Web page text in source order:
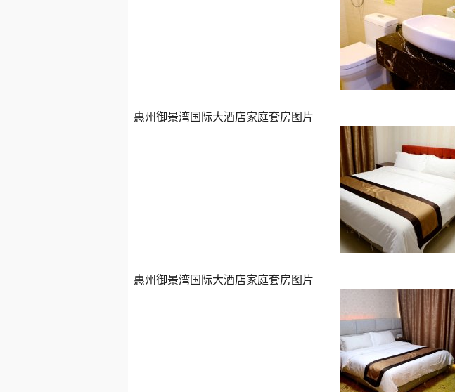
惠州御景湾国际大酒店家庭套房图片
惠州御景湾国际大酒店家庭套房图片